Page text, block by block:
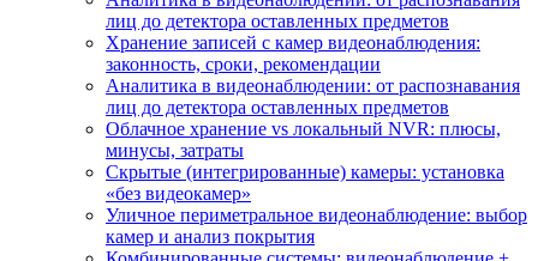
лиц до детектора оставленных предметов
Хранение записей с камер видеонаблюдения:
законность, сроки, рекомендации
Аналитика в видеонаблюдении: от распознавания
лиц до детектора оставленных предметов
Облачное хранение vs локальный NVR: плюсы,
минусы, затраты
Скрытые (интегрированные) камеры: установка
«без видеокамер»
Уличное периметральное видеонаблюдение: выбор
камер и анализ покрытия